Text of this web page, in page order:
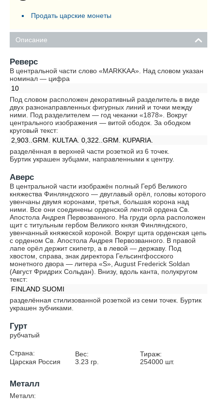
Продать царские монеты
Описание
Реверс
В центральной части слово «MARKKAA». Над словом указан
номинал — цифра
10
Под словом расположен декоративный разделитель в виде
двух разнонаправленных фигурных линий и точки между
ними. Под разделителем — год чеканки «1878». Вокруг
центрального изображения — витой ободок. За ободком
круговый текст:
2,903..GRM. KULTAA. 0,322..GRM. KUPARIA.
разделённая в верхней части розеткой из 6 точек.
Буртик украшен зубцами, направленными к центру.
Аверс
В центральной части изображён полный Герб Великого
княжества Финляндского — двуглавый орёл, головы которого
увенчаны двумя коронами, третья, большая корона над
ними. Все они соединены орденской лентой ордена Св.
Апостола Андрея Первозванного. На груди орла расположен
щит с титульным гербом Великого князя Финляндского,
увенчанный княжеской короной. Вокруг щита орденская цепь
с орденом Св. Апостола Андрея Первозванного. В правой
лапе орёл держит скипетр, а в левой — державу. Под
хвостом, справа, знак директора Гельсингфосского
монетного двора — литера «S», August Frederick Soldan
(Август Фридрих Сольдан). Внизу, вдоль канта, полукругом
текст:
FINLAND SUOMI
разделённая стилизованной розеткой из семи точек. Буртик
украшен зубчиками.
Гурт
рубчатый
Страна:
Царская Россия
Вес:
3.23 гр.
Тираж:
254000 шт.
Металл
Металл: